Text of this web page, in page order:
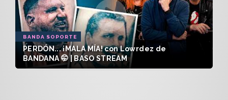
BANDA SOPORTE
PERDÓN... ¡MALA MÍA! con Lowrdez de
BANDANA 🤭 | BASO STREAM